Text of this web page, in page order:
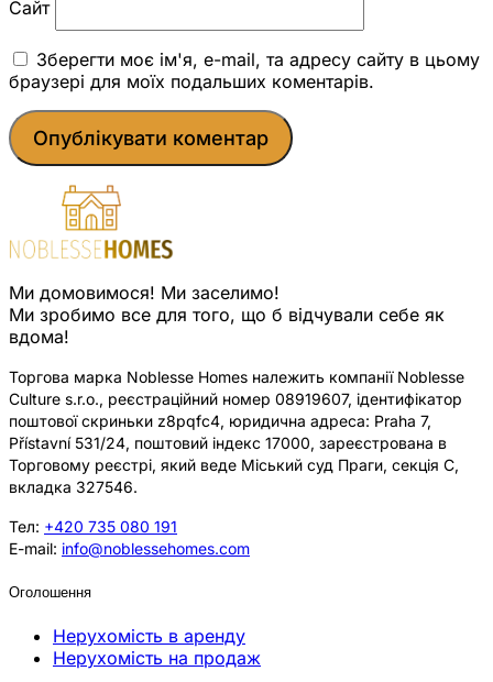
Сайт
Зберегти моє ім'я, e-mail, та адресу сайту в цьому
браузері для моїх подальших коментарів.
Ми домовимося! Ми заселимо!
Ми зробимо все для того, що б відчували себе як
вдома!
Торгова марка Noblesse Homes належить компанії Noblesse
Culture s.r.o., реєстраційний номер 08919607, ідентифікатор
поштової скриньки z8pqfc4, юридична адреса: Praha 7,
Přístavní 531/24, поштовий індекс 17000, зареєстрована в
Торговому реєстрі, який веде Міський суд Праги, секція C,
вкладка 327546.
Тел: +420 735 080 191
E-mail: info@noblessehomes.com
Оголошення
Нерухомість в аренду
Нерухомість на продаж